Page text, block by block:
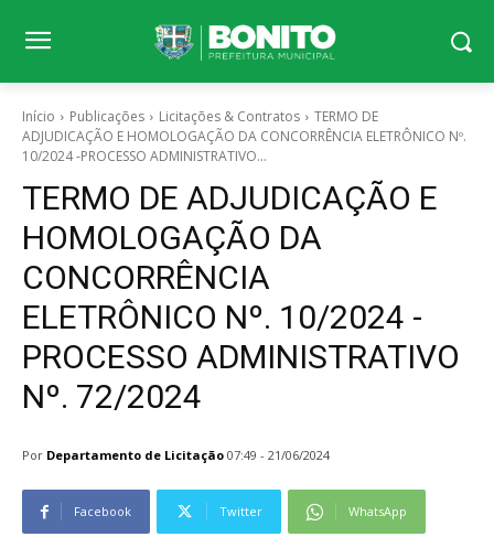
Início Publicações Licitações & Contratos
TERMO DE
ADJUDICAÇÃO E HOMOLOGAÇÃO DA CONCORRÊNCIA ELETRÔNICO Nº.
10/2024 -PROCESSO ADMINISTRATIVO...
TERMO DE ADJUDICAÇÃO E
HOMOLOGAÇÃO DA
CONCORRÊNCIA
ELETRÔNICO Nº. 10/2024 -
PROCESSO ADMINISTRATIVO
Nº. 72/2024
Por Departamento de Licitação 07:49 - 21/06/2024
Facebook Twitter WhatsApp